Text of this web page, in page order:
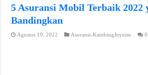
5 Asuransi Mobil Terbaik 2022
Bandingkan
Agustus 19, 2022 Asuransi-KambingJoynim 0